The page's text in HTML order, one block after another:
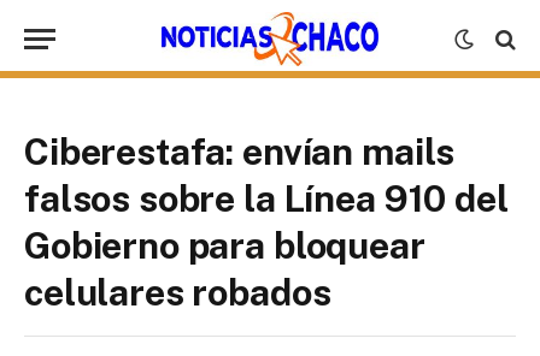
Ciberestafa: envían mails
falsos sobre la Línea 910 del
Gobierno para bloquear
celulares robados